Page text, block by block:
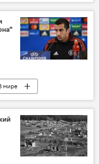
мире
МЮ и сборную